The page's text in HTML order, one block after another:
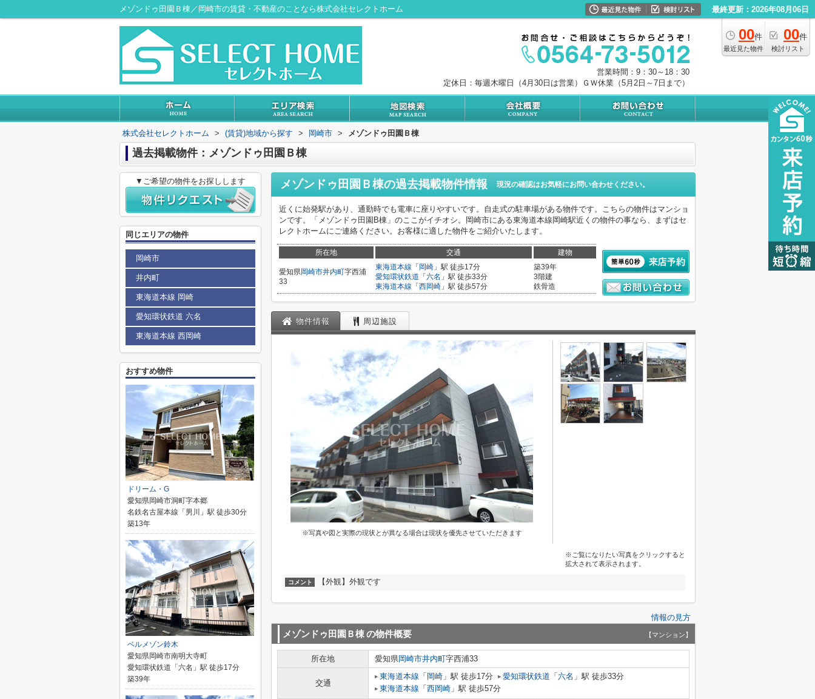
メゾンドゥ田園Ｂ棟／岡崎市の賃貸・不動産のことなら株式会社セレクトホーム 最終更新：2026年08月06日
00件
最近見た物件
00件
検討リスト
営業時間：9：30～18：30
定休日：毎週木曜日（4月30日は営業）ＧＷ休業（5月2日～7日まで）
株式会社セレクトホーム > (賃貸)地域から探す > 岡崎市 > メゾンドゥ田園Ｂ棟
過去掲載物件：メゾンドゥ田園Ｂ棟
メゾンドゥ田園Ｂ棟の過去掲載物件情報 現況の確認はお気軽にお問い合わせください。
近くに始発駅があり、通勤時でも電車に座りやすいです。自走式の駐車場がある物件です。こちらの物件はマンショ
ンです。「メゾンドゥ田園B棟」のここがイチオシ。岡崎市にある東海道本線岡崎駅近くの物件の事なら、まずはセ
レクトホームにご連絡ください。お客様に適した物件をご紹介いたします。
所在地 交通 建物
愛知県岡崎市井内町字西浦
33
東海道本線 「 岡崎 」駅 徒歩17分
愛知環状鉄道 「 六名 」駅 徒歩33分
東海道本線 「 西岡崎 」駅 徒歩57分
築39年
3階建
鉄骨造
物件情報 周辺施設
※写真や図と実際の現状とが異なる場合は現状を優先させていただきます
※ご覧になりたい写真をクリックすると
拡大されて表示されます。
コメント 【外観】外観です
情報の見方
メゾンドゥ田園Ｂ棟の物件概要 【マンション】
所在地 愛知県岡崎市井内町字西浦33
交通
東海道本線 「 岡崎 」駅 徒歩17分 愛知環状鉄道 「 六名 」駅 徒歩33分
東海道本線 「 西岡崎 」駅 徒歩57分
▼ご希望の物件をお探しします
同じエリアの物件
岡崎市
井内町
東海道本線 岡崎
愛知環状鉄道 六名
東海道本線 西岡崎
おすすめ物件
ドリーム・G
愛知県岡崎市洞町字本郷
名鉄名古屋本線「男川」駅 徒歩30分
築13年
ベルメゾン鈴木
愛知県岡崎市南明大寺町
愛知環状鉄道「六名」駅 徒歩17分
築39年